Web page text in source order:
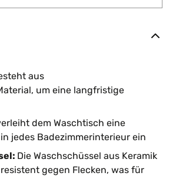
aus
um eine langfristige
dem Waschtisch eine
jedes Badezimmerinterieur ein
Die Waschschüssel aus Keramik
gegen Flecken, was für